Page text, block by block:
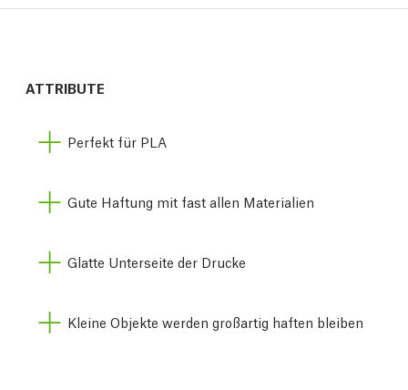
ATTRIBUTE
Perfekt für PLA
Gute Haftung mit fast allen Materialien
Glatte Unterseite der Drucke
Kleine Objekte werden großartig haften bleiben